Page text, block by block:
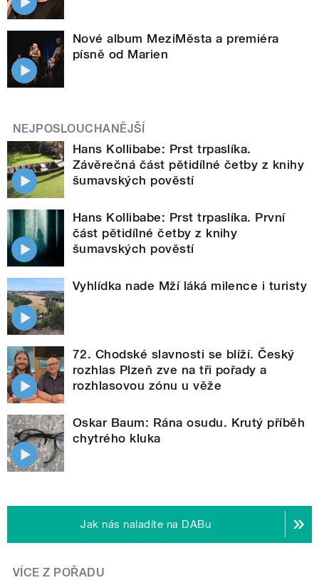
Nové album MeziMěsta a premiéra
písně od Marien
NEJPOSLOUCHANĚJŠÍ
Hans Kollibabe: Prst trpaslíka.
Závěrečná část pětidílné četby z knihy
šumavských pověstí
Hans Kollibabe: Prst trpaslíka. První
část pětidílné četby z knihy
šumavských pověstí
Vyhlídka nade Mží láká milence i turisty
72. Chodské slavnosti se blíží. Český
rozhlas Plzeň zve na tři pořady a
rozhlasovou zónu u věže
Oskar Baum: Rána osudu. Krutý příběh
chytrého kluka
Jak nás naladíte na DABu
VÍCE Z POŘADU